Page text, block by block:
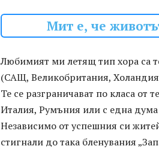
Мит е, че
Любимият ми летящ тип хора са
(САЩ, Великобритания,
Те се разграничават по класа от
Италия, Румъния или с една
Независимо от успешния си
стигнали до така бленувания